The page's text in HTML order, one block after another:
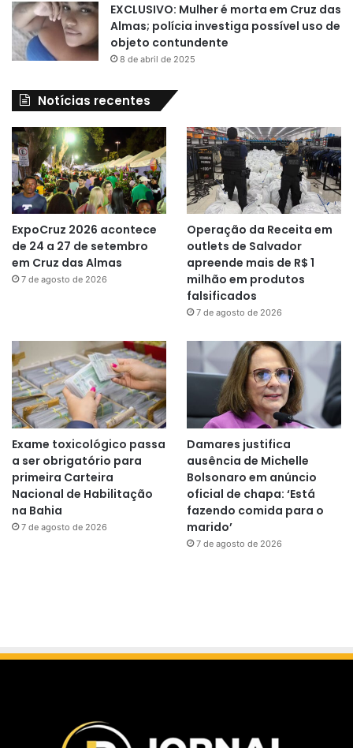
EXCLUSIVO: Mulher é morta em Cruz das
Almas; polícia investiga possível uso de
objeto contundente
8 de abril de 2025
Notícias recentes
ExpoCruz 2026 acontece
de 24 a 27 de setembro
em Cruz das Almas
7 de agosto de 2026
Operação da Receita em
outlets de Salvador
apreende mais de R$ 1
milhão em produtos
falsificados
7 de agosto de 2026
Exame toxicológico passa
a ser obrigatório para
primeira Carteira
Nacional de Habilitação
na Bahia
7 de agosto de 2026
Damares justifica
ausência de Michelle
Bolsonaro em anúncio
oficial de chapa: ‘Está
fazendo comida para o
marido’
7 de agosto de 2026